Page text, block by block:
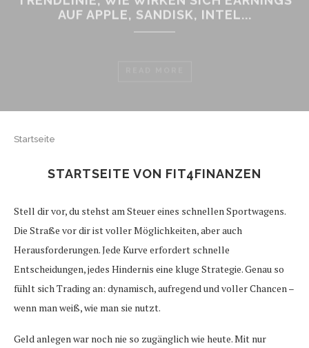
AUF APPLE, SANDISK, INTEL...
Startseite
STARTSEITE VON FIT4FINANZEN
Stell dir vor, du stehst am Steuer eines schnellen Sportwagens.
Die Straße vor dir ist voller Möglichkeiten, aber auch
Herausforderungen. Jede Kurve erfordert schnelle
Entscheidungen, jedes Hindernis eine kluge Strategie. Genau so
fühlt sich Trading an: dynamisch, aufregend und voller Chancen –
wenn man weiß, wie man sie nutzt.
Geld anlegen war noch nie so zugänglich wie heute. Mit nur